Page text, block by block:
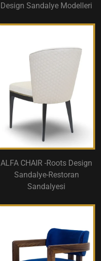
Design Sandalye Modelleri
ALFA CHAIR -Roots Design
Sandalye-Restoran
Sandalyesi